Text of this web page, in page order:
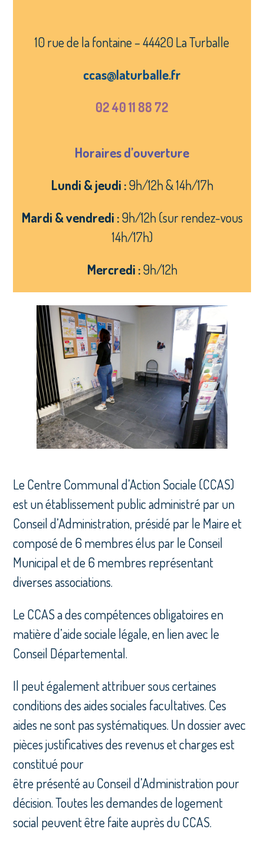
10 rue de la fontaine – 44420 La Turballe
ccas@laturballe.fr
02 40 11 88 72
Horaires d’ouverture
Lundi & jeudi :9h/12h & 14h/17h
Mardi & vendredi :9h/12h (sur rendez-vous
14h/17h)
Mercredi :9h/12h
Le Centre Communal d’Action Sociale (CCAS)
est un établissement public administré par un
Conseil d’Administration, présidé par le Maire et
composé de 6 membres élus par le Conseil
Municipal et de 6 membres représentant
diverses associations.
Le CCAS a des compétences obligatoires en
matière d’aide sociale légale, en lien avec le
Conseil Départemental.
Il peut également attribuer sous certaines
conditions des aides sociales facultatives. Ces
aides ne sont pas systématiques. Un dossier avec
pièces justificatives des revenus et charges est
constitué pour
être présenté au Conseil d’Administration pour
décision. Toutes les demandes de logement
social peuvent être faite auprès du CCAS.